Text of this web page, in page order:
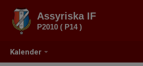
Kalender
Assyriska IF
P2010 ( P14 )